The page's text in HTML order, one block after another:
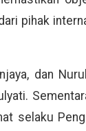
pihak
dan
selaku